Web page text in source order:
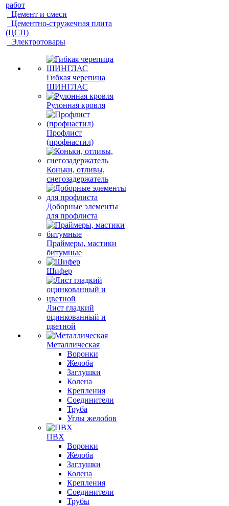
работ
Цемент и смеси
Цементно-стружечная плита
(ЦСП)
Электротовары
Гибкая черепица
ШИНГЛАС
Рулонная кровля
Профлист
(профнастил)
Коньки, отливы,
снегозадержатель
Доборные элементы
для профлиста
Праймеры, мастики
битумные
Шифер
Лист гладкий
оцинкованный и
цветной
Металлическая
Воронки
Желоба
Заглушки
Колена
Крепления
Соединители
Труба
Углы желобов
ПВХ
Воронки
Желоба
Заглушки
Колена
Крепления
Соединители
Трубы